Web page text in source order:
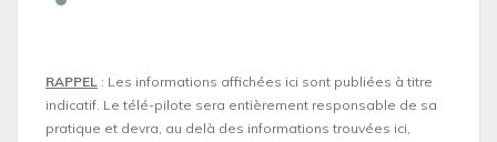
RAPPEL : Les informations affichées ici sont publiées à titre
indicatif. Le télé-pilote sera entièrement responsable de sa
pratique et devra, au delà des informations trouvées ici,